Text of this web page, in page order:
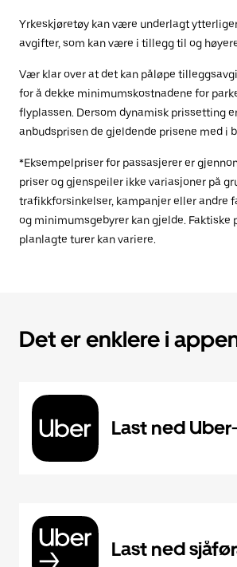
Yrkeskjøretøy kan være underlagt
avgifter, som kan være i tillegg til og
Vær klar over at det kan påløpe
for å dekke minimumskostnadene for
flyplassen. Dersom dynamisk prissetting
anbudsprisen de gjeldende prisene med i
*Eksempelpriser for passasjerer er
priser og gjenspeiler ikke variasjoner på
trafikkforsinkelser, kampanjer eller andre
og minimumsgebyrer kan gjelde. Faktiske
planlagte turer kan variere.
Det er enklere i
Last ned
Last ned